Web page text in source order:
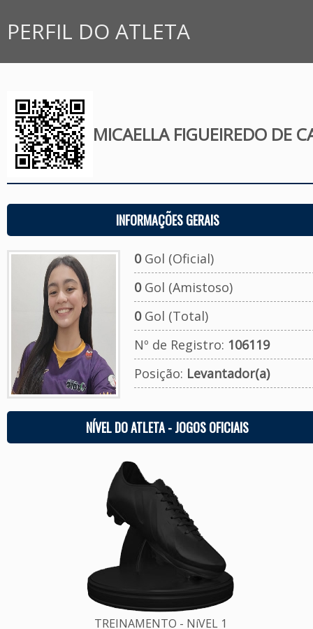
PERFIL DO ATLETA
MICAELLA FIGUEIREDO DE
INFORMAÇÕES GERAIS
0Gol (Oficial)
0Gol (Amistoso)
0Gol (Total)
Nº de Registro: 106119
Posição: Levantador(a)
NÍVEL DO ATLETA - JOGOS OFICIAIS
TREINAMENTO - NíVEL 1